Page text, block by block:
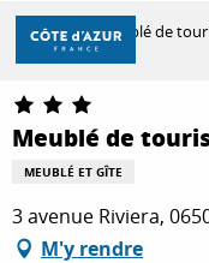
Aller
contenu
principal
À FAIRE
Accueil Meublé de
Meublé de
MEUBLÉ ET GÎTE
3 avenue Riviera,
M'y rendre